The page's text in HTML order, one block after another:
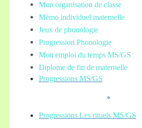
Mon organisation de classe
Mémo individuel maternelle
Jeux de phonologie
Progression Phonologie
Mon emploi du temps MS/GS
Diplome de fin de maternelle
Progressions MS/GS
Progressions Les rituels MS/GS